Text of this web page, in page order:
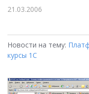
21.03.2006
Новости на тему:
курсы 1С